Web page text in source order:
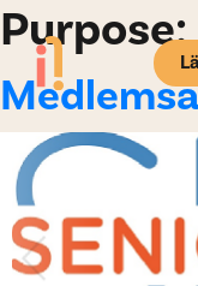
Purpose: